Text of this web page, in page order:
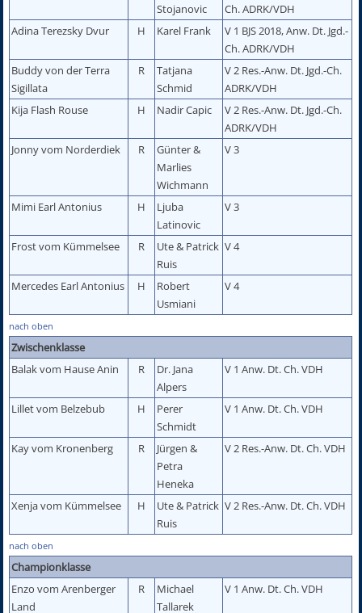
Stojanovic
Ch. ADRK/VDH
Adina Terezsky Dvur
H Karel Frank
V 1 BJS 2018, Anw. Dt. Jgd.-
Ch. ADRK/VDH
Buddy von der Terra
Sigillata
R
Tatjana
Schmid
V 2 Res.-Anw. Dt. Jgd.-Ch.
ADRK/VDH
Kija Flash Rouse
H Nadir Capic
V 2 Res.-Anw. Dt. Jgd.-Ch.
ADRK/VDH
Jonny vom Norderdiek
R
Günter &
Marlies
Wichmann
V 3
Mimi Earl Antonius H
Ljuba
Latinovic
V 3
Frost vom Kümmelsee R
Ute & Patrick
Ruis
V 4
Mercedes Earl Antonius H
Robert
Usmiani
V 4
nach oben
Zwischenklasse
Balak vom Hause Anin
R
Dr. Jana
Alpers
V 1 Anw. Dt. Ch. VDH
Lillet vom Belzebub H
Perer
Schmidt
V 1 Anw. Dt. Ch. VDH
Kay vom Kronenberg R
Jürgen &
Petra
Heneka
V 2 Res.-Anw. Dt. Ch. VDH
Xenja vom Kümmelsee H
Ute & Patrick
Ruis
V 2 Res.-Anw. Dt. Ch. VDH
nach oben
Championklasse
Enzo vom Arenberger
Land
R
Michael
Tallarek
V 1 Anw. Dt. Ch. VDH